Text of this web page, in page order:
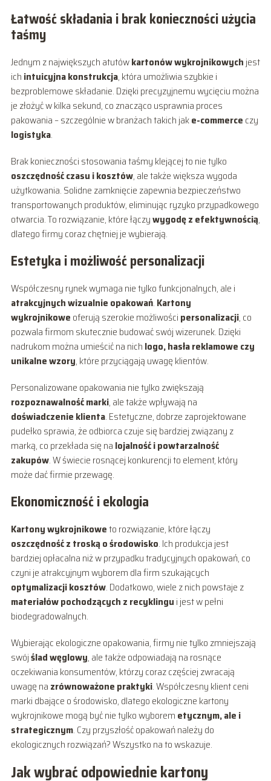
Łatwość składania i brak konieczności użycia
taśmy
Jednym z największych atutówkartonów wykrojnikowych jest
ich intuicyjna konstrukcja, która umożliwia szybkie i
bezproblemowe składanie. Dzięki precyzyjnemu wycięciu można
je złożyć w kilka sekund, co znacząco usprawnia proces
pakowania – szczególnie w branżach takich jake-commerce czy
logistyka.
Brak konieczności stosowania taśmy klejącej to nie tylko
oszczędność czasu i kosztów, ale także większa wygoda
użytkowania. Solidne zamknięcie zapewnia bezpieczeństwo
transportowanych produktów, eliminując ryzyko przypadkowego
otwarcia. To rozwiązanie, które łączywygodę z efektywnością,
dlatego firmy coraz chętniej je wybierają.
Estetyka i możliwość personalizacji
Współczesny rynek wymaga nie tylko funkcjonalnych, ale i
atrakcyjnych wizualnie opakowań. Kartony
wykrojnikowe oferują szerokie możliwości personalizacji, co
pozwala firmom skutecznie budować swój wizerunek. Dzięki
nadrukom można umieścić na nich logo, hasła reklamowe czy
unikalne wzory, które przyciągają uwagę klientów.
Personalizowane opakowania nie tylko zwiększają
rozpoznawalność marki, ale także wpływają na
doświadczenie klienta. Estetyczne, dobrze zaprojektowane
pudełko sprawia, że odbiorca czuje się bardziej związany z
marką, co przekłada się na lojalność i powtarzalność
zakupów. W świecie rosnącej konkurencji to element, który
może dać firmie przewagę.
Ekonomiczność i ekologia
Kartony wykrojnikoweto rozwiązanie, które łączy
oszczędność z troską o środowisko. Ich produkcja jest
bardziej opłacalna niż w przypadku tradycyjnych opakowań, co
czyni je atrakcyjnym wyborem dla firm szukających
optymalizacji kosztów. Dodatkowo, wiele z nich powstaje z
materiałów pochodzących z recyklingu i jest w pełni
biodegradowalnych.
Wybierając ekologiczne opakowania, firmy nie tylko zmniejszają
swójślad węglowy, ale także odpowiadają na rosnące
oczekiwania konsumentów, którzy coraz częściej zwracają
uwagę na zrównoważone praktyki. Współczesny klient ceni
marki dbające o środowisko, dlatego ekologiczne kartony
wykrojnikowe mogą być nie tylko wyborem etycznym, ale i
strategicznym. Czy przyszłość opakowań należy do
ekologicznych rozwiązań? Wszystko na to wskazuje.
Jak wybrać odpowiednie kartony